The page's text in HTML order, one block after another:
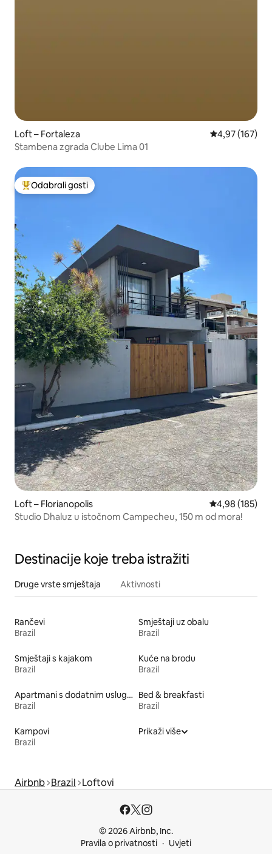
Loft – Fortaleza Prosječna
4,97 (167)
Stambena zgrada Clube Lima 01
Među najviše rangiranima s oznakom „Odabrali gosti”
Odabrali gosti
Loft – Florianopolis Prosječna
4,98 (185)
Studio Dhaluz u istočnom Campecheu, 150 m od mora!
Destinacije koje treba istražiti
Druge vrste smještaja Aktivnosti
Rančevi
Brazil
Smještaji uz obalu
Brazil
Smještaji s kajakom
Brazil
Kuće na brodu
Brazil
Apartmani s dodatnim uslugama
Brazil
Bed & breakfasti
Brazil
Kampovi
Brazil
Prikaži više
Airbnb Brazil Loftovi
© 2026 Airbnb, Inc.
Pravila o privatnosti
Uvjeti